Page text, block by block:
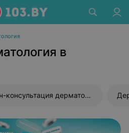
в
Онлайн-консультация дерматолога